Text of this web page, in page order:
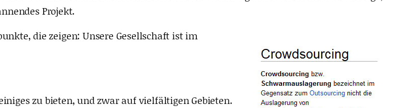
Projekt.
die zeigen: Unsere Gesellschaft ist im
zu bieten, und zwar auf vielfältigen Gebieten.